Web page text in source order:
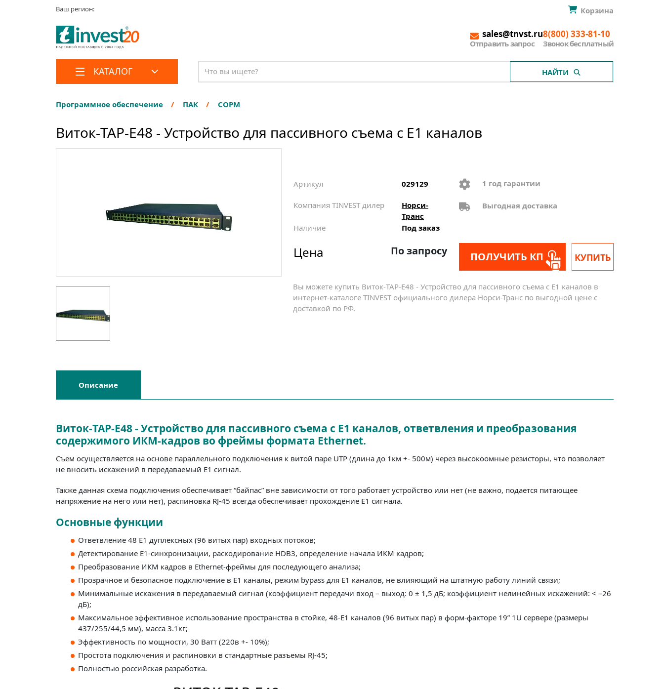
Ваш регион: Корзина
sales@tnvst.ru
Отправить запрос
8(800) 333-81-10
Звонок бесплатный
КАТАЛОГ НАЙТИ
Программное обеспечение ПАК СОРМ
Виток-TAP-E48 - Устройство для пассивного съема с Е1 каналов
Артикул 029129
Компания TINVEST дилер
Норси-
Транс
Наличие
Под заказ
1 год гарантии
Выгодная доставка
Цена По запросу ПОЛУЧИТЬ КП КУПИТЬ
Вы можете купить Виток-TAP-E48 - Устройство для пассивного съема с Е1 каналов в
интернет-каталоге TINVEST официального дилера Норси-Транс по выгодной цене с
доставкой по РФ.
Описание
Виток-TAP-E48 - Устройство для пассивного съема с Е1 каналов, ответвления и преобразования
содержимого ИКМ-кадров во фреймы формата Ethernet.
Съем осуществляется на основе параллельного подключения к витой паре UTP (длина до 1км +- 500м) через высокоомные резисторы, что позволяет
не вносить искажений в передаваемый Е1 сигнал.
Также данная схема подключения обеспечивает “байпас” вне зависимости от того работает устройство или нет (не важно, подается питающее
напряжение на него или нет), распиновка RJ-45 всегда обеспечивает прохождение Е1 сигнала.
Основные функции
Ответвление 48 Е1 дуплексных (96 витых пар) входных потоков;
Детектирование Е1-синхронизации, раскодирование HDB3, определение начала ИКМ кадров;
Преобразование ИКМ кадров в Ethernet-фреймы для последующего анализа;
Прозрачное и безопасное подключение в Е1 каналы, режим bypass для Е1 каналов, не влияющий на штатную работу линий связи;
Минимальные искажения в передаваемый сигнал (коэффициент передачи вход – выход: 0 ± 1,5 дБ; коэффициент нелинейных искажений: < –26
дБ);
Максимальное эффективное использование пространства в стойке, 48-Е1 каналов (96 витых пар) в форм-факторе 19” 1U сервере (размеры
437/255/44,5 мм), масса 3.1кг;
Эффективность по мощности, 30 Ватт (220в +- 10%);
Простота подключения и распиновки в стандартные разъемы RJ-45;
Полностью российская разработка.